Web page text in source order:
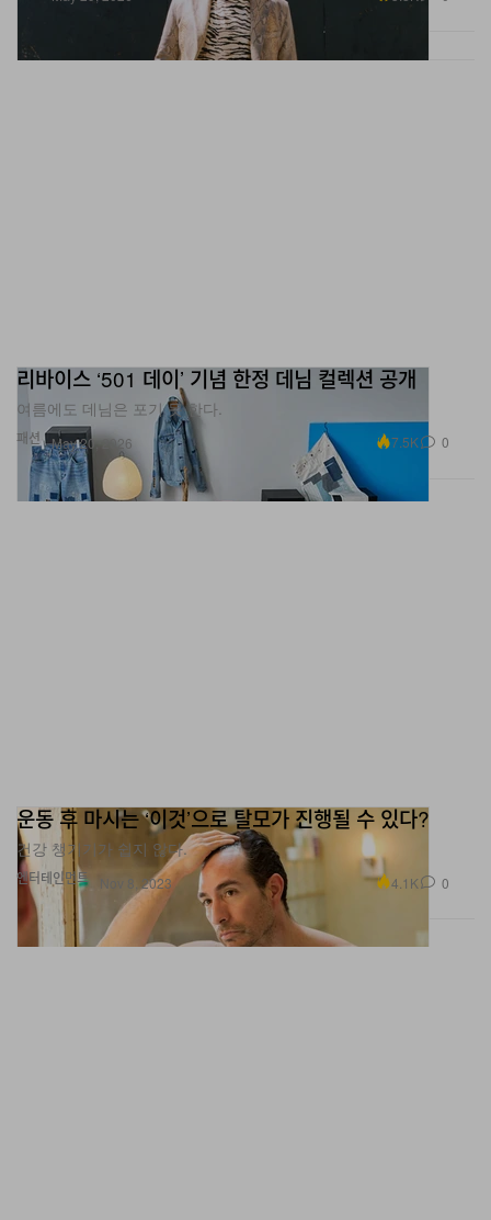
패션
리바이스 ‘501 데이’ 기념 한정 데님 컬렉션 공개
여름에도 데님은 포기 못 한다.
May 20, 2026 7.5K 0
엔터테인먼트
운동 후 마시는 ‘이것’으로 탈모가 진행될 수 있다?
건강 챙기기가 쉽지 않다.
Nov 8, 2023 4.1K 0